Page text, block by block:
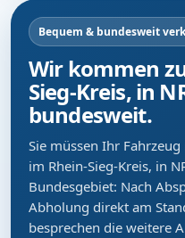
Bequem & bundesweit
Wir kommen
Sieg-Kreis, in
bundesweit.
Sie müssen Ihr
im Rhein-Sieg-Kreis, in
Bundesgebiet: Nach
Abholung direkt am
besprechen die weitere